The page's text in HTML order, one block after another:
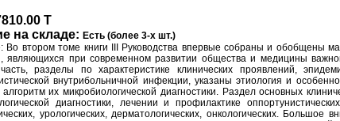
T
на складе: Есть (более 3-х шт.)
Во втором томе книги III Руководства впервые собраны и обобщены
являющихся при современном развитии общества и медицины
разделы по характеристике клинических проявлений,
внутрибольничной инфекции, указаны этиология и
их микробиологической диагностики. Раздел основных
диагностики, лечении и профилактике
урологических, дерматологических, онкологических.